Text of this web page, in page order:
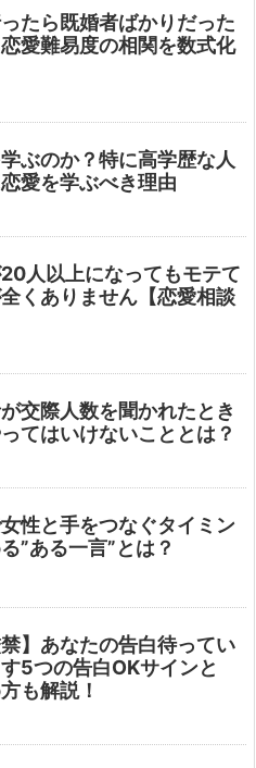
たら既婚者ばかりだった
愛難易度の相関を数式化
ぶのか？特に高学歴な人
愛を学ぶべき理由
人以上になってもモテて
くありません【恋愛相談
交際人数を聞かれたとき
てはいけないこととは？
性と手をつなぐタイミン
”ある一言”とは？
禁】あなたの告白待ってい
5つの告白OKサインと
も解説！